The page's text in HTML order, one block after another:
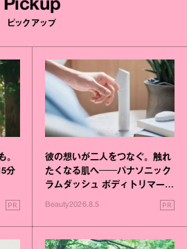
Pickup
ピックアップ
。
分
PR
彼の想いが二人をつなぐ。触れ
たくなる肌へ──パナソニック
ラムダッシュ ボディトリマーが
Beauty2026.8.5 PR